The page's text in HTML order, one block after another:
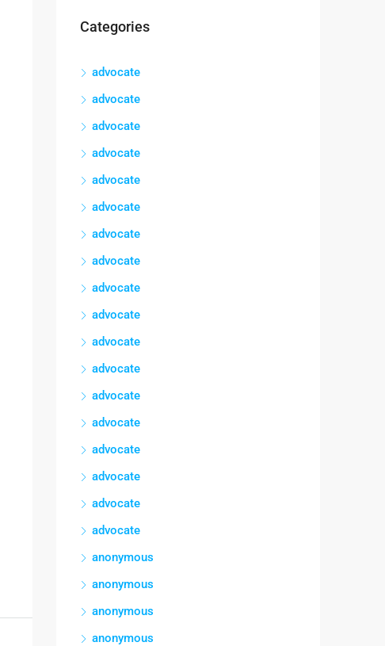
Categories
advocate
advocate
advocate
advocate
advocate
advocate
advocate
advocate
advocate
advocate
advocate
advocate
advocate
advocate
advocate
advocate
advocate
advocate
anonymous
anonymous
anonymous
anonymous